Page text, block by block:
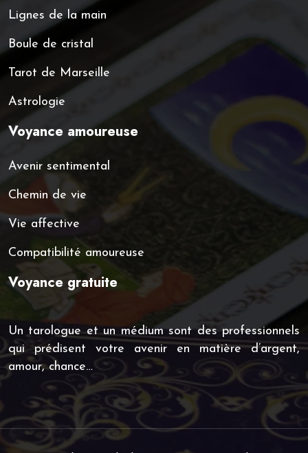
Lignes de la main
Boule de cristal
Tarot de Marseille
Astrologie
Voyance amoureuse
Avenir sentimental
Chemin de vie
Vie affective
Compatibilité amoureuse
Voyance gratuite
Un tarologue et un médium sont des professionnels
qui prédisent votre avenir en matière d’argent,
amour, chance…